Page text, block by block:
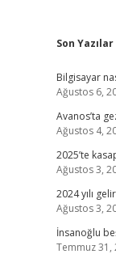
Son Yazılar
Bilgisayar
Ağustos 6,
Avanos’ta
Ağustos 4,
2025’te
Ağustos 3,
2024 yılı
Ağustos 3,
İnsanoğlu
Temmuz 31,